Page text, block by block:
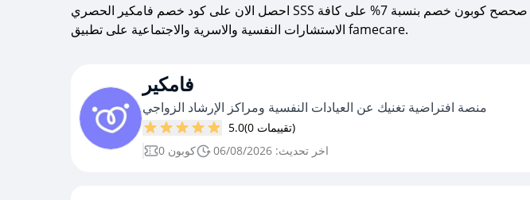
احصل الان على كود خصم فامكير الحصري SSS من صحصح كوبون خصم بنسبة 7% على كافة
الاستشارات النفسية والاسرية والاجتماعية على تطبيق famecare.
فامكير
منصة افتراضية تغنيك عن العيادات النفسية ومراكز الإرشاد الزواجي
5.0
(0 تقييمات)
0 كوبون
اخر تحديث: 06/08/2026